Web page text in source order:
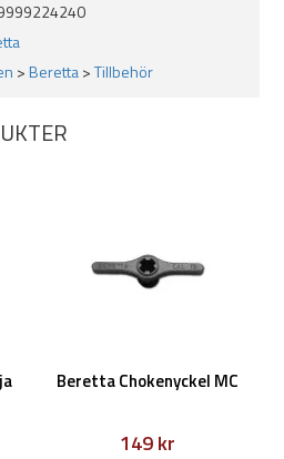
>Beretta>Tillbehör
Beretta Chokenyckel MC
149 kr